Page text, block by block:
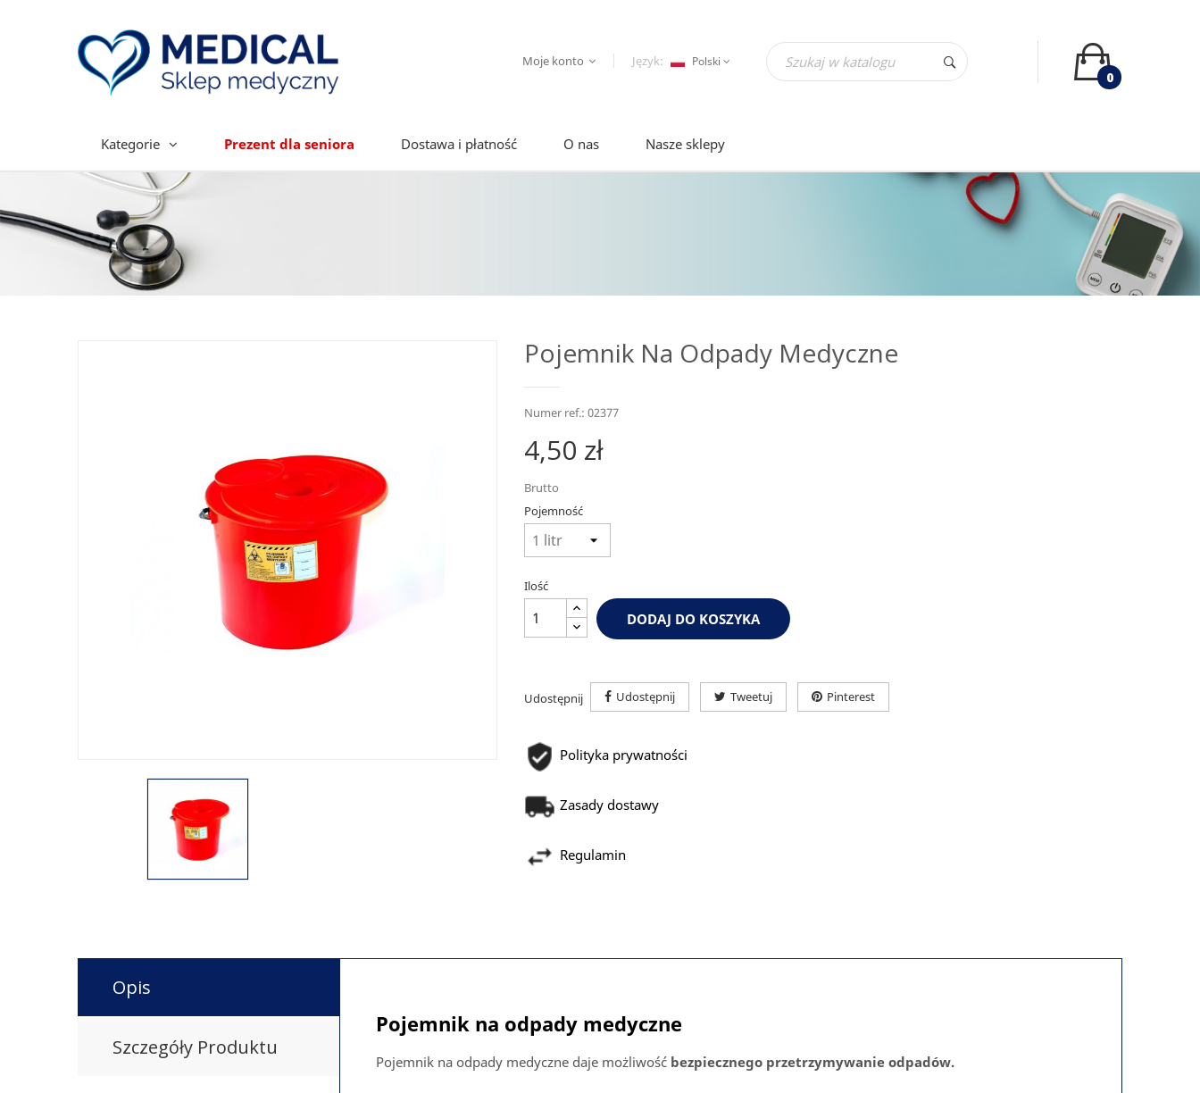
0
Język: Polski
Moje konto
Kategorie Prezent dla seniora Dostawa i płatność O nas Nasze sklepy
Pojemnik Na Odpady Medyczne
Numer ref.: 02377
4,50 zł
Brutto
Pojemność
Ilość
DODAJ DO KOSZYKA
Udostępnij Udostępnij Tweetuj Pinterest
Polityka prywatności
Zasady dostawy
Regulamin
Opis
Szczegóły Produktu
Pojemnik na odpady medyczne
Pojemnik na odpady medyczne daje możliwość bezpiecznego przetrzymywanie odpadów.